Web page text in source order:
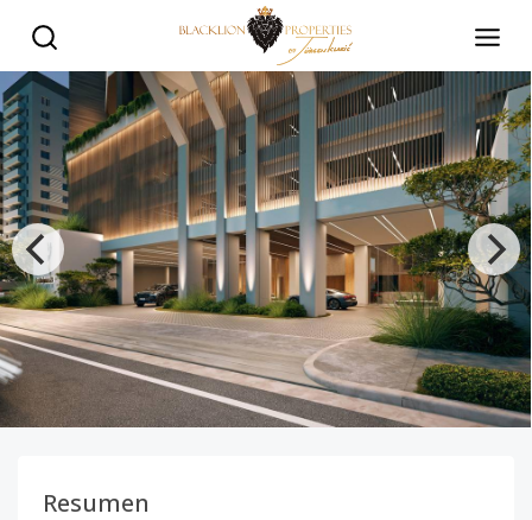
Resumen
Exclusivo Proyecto Residencial en La Esperilla - Black Lion